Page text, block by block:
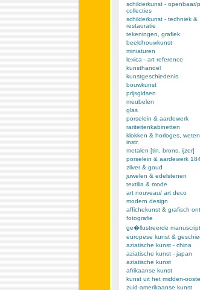
schilderkunst - openbaar/
collecties
schilderkunst - techniek &
restauratie
tekeningen, grafiek
beeldhouwkunst
miniaturen
lexica - art reference
kunsthandel
kunstgeschiedenis
bouwkunst
prijsgidsen
meubelen
glas
porselein & aardewerk
rariteitenkabinetten
klokken & horloges,
instr.
metalen [tin, brons, ijzer]
porselein & aardewerk
zilver & goud
juwelen & edelstenen
textilia & mode
art nouveau/ art deco
modern design
affichekunst & grafisch
fotografie
ge�llustreerde
europese kunst &
aziatische kunst - china
aziatische kunst - japan
aziatische kunst
afrikaanse kunst
kunst uit het midden-
zuid-amerikaanse kunst